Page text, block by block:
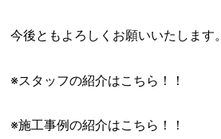
今後ともよろしくお願いいたします。
※スタッフの紹介はこちら！！
※施工事例の紹介はこちら！！